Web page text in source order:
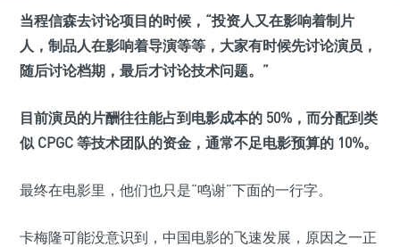
当程信森去讨论项目的时候， “投资人又在影响着制片
人，制品人在影响着导演等等，大家有时候先讨论演员，
随后讨论档期，最后才讨论技术问题。”
目前演员的片酬往往能占到电影成本的 50%，而分配到类
似 CPGC 等技术团队的资金，通常不足电影预算的 10%。
最终在电影里，他们也只是“鸣谢”下面的一行字。
卡梅隆可能没意识到，中国电影的飞速发展，原因之一正